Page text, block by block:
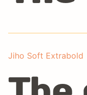
Jiho Soft Extrabold